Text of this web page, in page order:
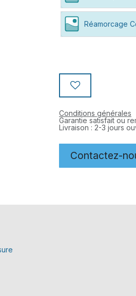
Réamorcage
Conditions générales
Garantie satisfait ou
Livraison : 2-3 jours
Contactez-